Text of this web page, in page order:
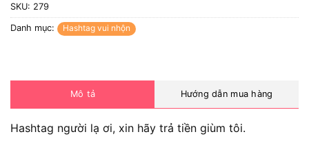
SKU: 279
Danh mục: Hashtag vui nhộn
Mô tả Hướng dẫn mua hàng
Hashtag người lạ ơi, xin hãy trả tiền giùm tôi.